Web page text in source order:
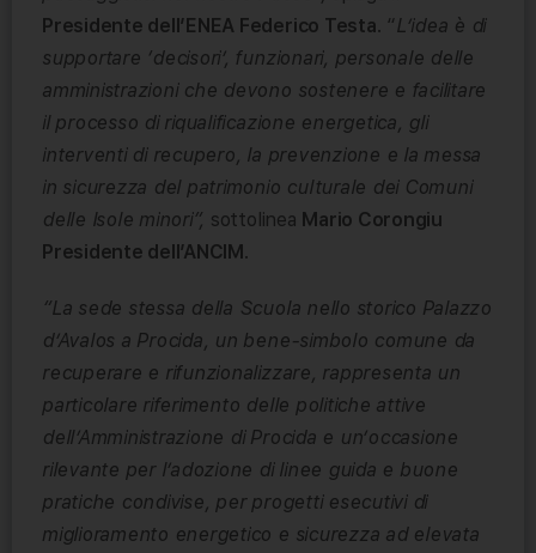
Presidente dell’ENEA Federico Testa. “L’idea è di
supportare ‘decisori’, funzionari, personale delle
amministrazioni che devono sostenere e facilitare
il processo di riqualificazione energetica, gli
interventi di recupero, la prevenzione e la messa
in sicurezza del patrimonio culturale dei Comuni
delle Isole minori”, sottolinea Mario Corongiu
Presidente dell’ANCIM.
“La sede stessa della Scuola nello storico Palazzo
d’Avalos a Procida, un bene-simbolo comune da
recuperare e rifunzionalizzare, rappresenta un
particolare riferimento delle politiche attive
dell’Amministrazione di Procida e un’occasione
rilevante per l’adozione di linee guida e buone
pratiche condivise, per progetti esecutivi di
miglioramento energetico e sicurezza ad elevata